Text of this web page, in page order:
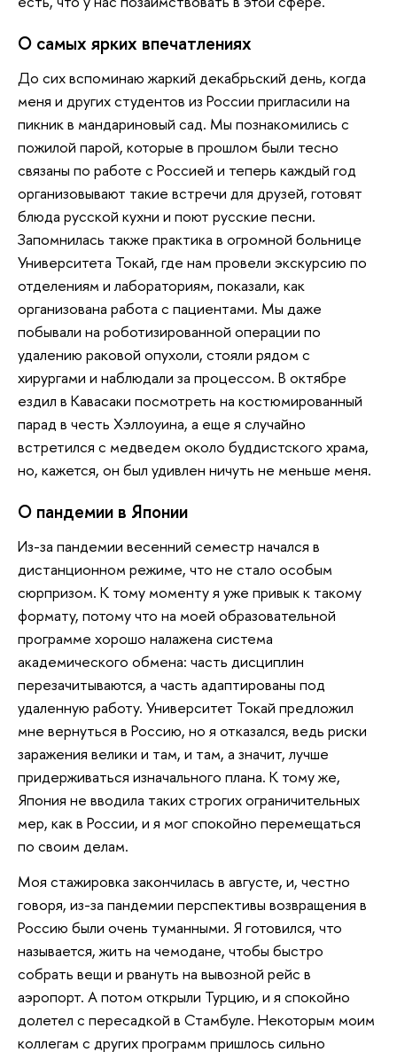
О самых ярких впечатлениях
До сих вспоминаю жаркий декабрьский день, когда
меня и других студентов из России пригласили на
пикник в мандариновый сад. Мы познакомились с
пожилой парой, которые в прошлом были тесно
связаны по работе с Россией и теперь каждый год
организовывают такие встречи для друзей, готовят
блюда русской кухни и поют русские песни.
Запомнилась также практика в огромной больнице
Университета Токай, где нам провели экскурсию по
отделениям и лабораториям, показали, как
организована работа с пациентами. Мы даже
побывали на роботизированной операции по
удалению раковой опухоли, стояли рядом с
хирургами и наблюдали за процессом. В октябре
ездил в Кавасаки посмотреть на костюмированный
парад в честь Хэллоуина, а еще я случайно
встретился с медведем около буддистского храма,
но, кажется, он был удивлен ничуть не меньше меня.
О пандемии в Японии
Из-за пандемии весенний семестр начался в
дистанционном режиме, что не стало особым
сюрпризом. К тому моменту я уже привык к такому
формату, потому что на моей образовательной
программе хорошо налажена система
академического обмена: часть дисциплин
перезачитываются, а часть адаптированы под
удаленную работу. Университет Токай предложил
мне вернуться в Россию, но я отказался, ведь риски
заражения велики и там, и там, а значит, лучше
придерживаться изначального плана. К тому же,
Япония не вводила таких строгих ограничительных
мер, как в России, и я мог спокойно перемещаться
по своим делам.
Моя стажировка закончилась в августе, и, честно
говоря, из-за пандемии перспективы возвращения в
Россию были очень туманными. Я готовился, что
называется, жить на чемодане, чтобы быстро
собрать вещи и рвануть на вывозной рейс в
аэропорт. А потом открыли Турцию, и я спокойно
долетел с пересадкой в Стамбуле. Некоторым моим
коллегам с других программ пришлось сильно